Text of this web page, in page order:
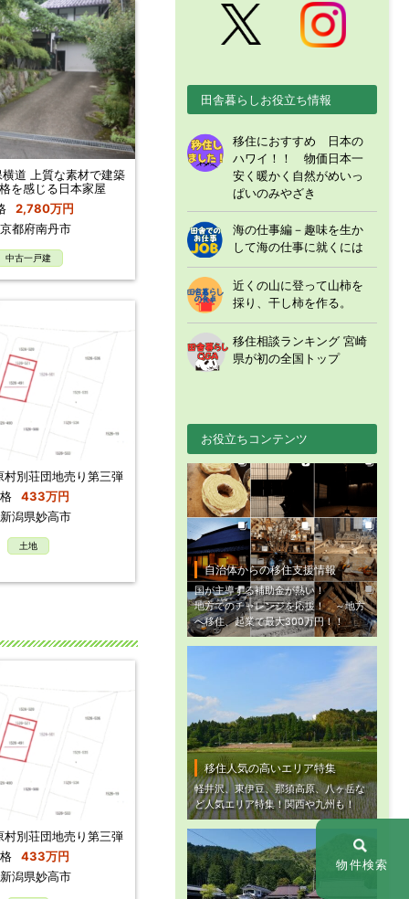
道 上質な素材で建築
を感じる日本家屋
2,780万円
京都府南丹市
中古一戸建
村別荘団地売り第三弾
433万円
新潟県妙高市
土地
村別荘団地売り第三弾
433万円
新潟県妙高市
田舎暮らしお役立ち情報
移住におすすめ 日本の
ハワイ！！ 物価日本一
安く暖かく自然がめいっ
ぱいのみやざき
海の仕事編－趣味を生か
して海の仕事に就くには
近くの山に登って山柿を
採り、干し柿を作る。
移住相談ランキング 宮崎
県が初の全国トップ
お役立ちコンテンツ
自治体からの移住支援情報
国が主導する補助金が熱い！
地方でのチャレンジを応援！ ～地方
へ移住、起業で最大300万円！！
移住人気の高いエリア特集
軽井沢、東伊豆、那須高原、八ヶ岳な
ど人気エリア特集！関西や九州も！
物件検索